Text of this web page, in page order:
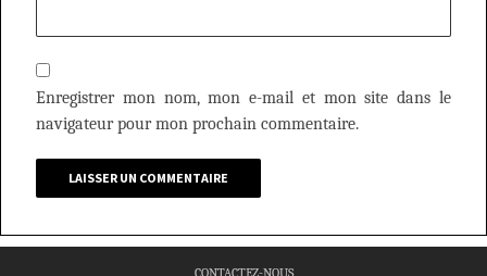
Enregistrer mon nom, mon e-mail et mon site dans le
navigateur pour mon prochain commentaire.
CONTACTEZ-NOUS